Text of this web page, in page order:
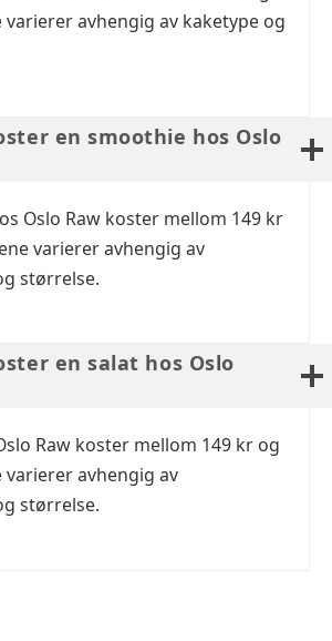
varierer avhengig av kaketype og
en smoothie hos Oslo
Oslo Raw koster mellom 149 kr
varierer avhengig av
størrelse.
en salat hos Oslo
Raw koster mellom 149 kr og
varierer avhengig av
størrelse.